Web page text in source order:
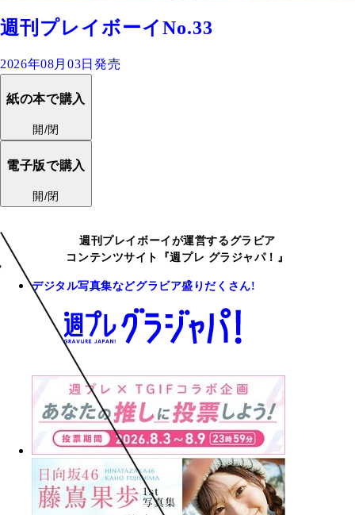
週刊プレイボーイNo.33
2026年08月03日発売
紙の本で購入
開/閉
電子版で購入
開/閉
週刊プレイボーイが運営するグラビア
コンテンツサイト『週プレ グラジャパ！』
デジタル写真集などグラビア盛りだくさん!